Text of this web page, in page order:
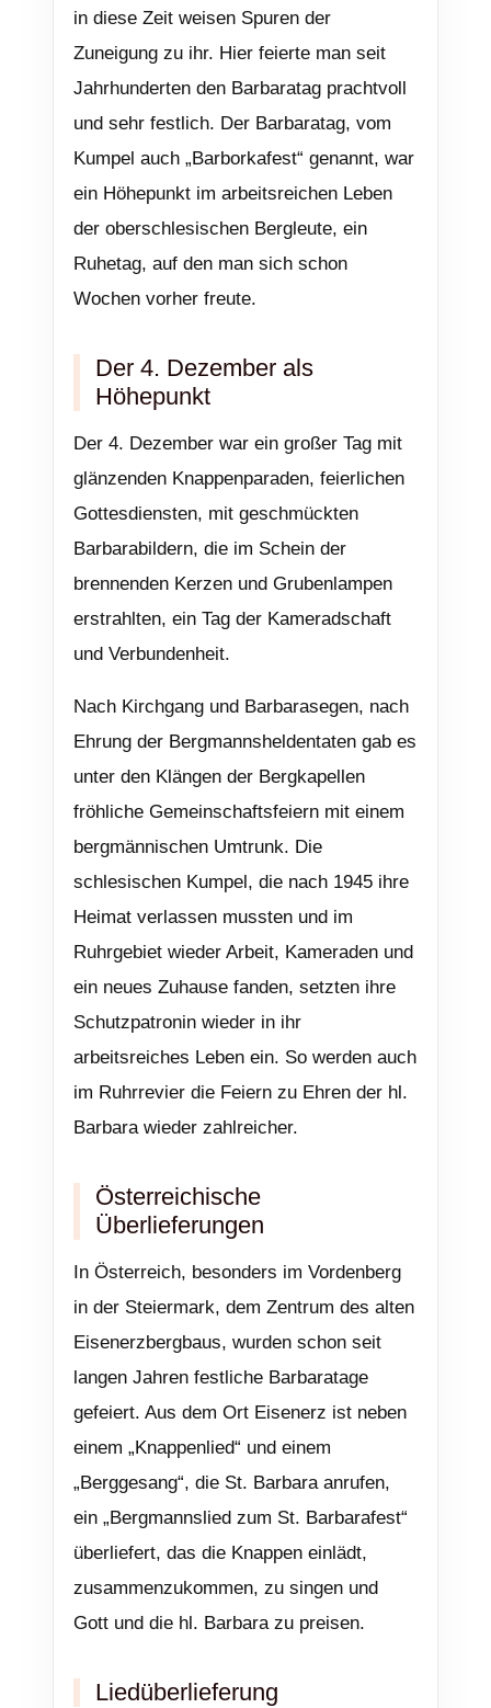
in diese Zeit weisen Spuren der
Zuneigung zu ihr. Hier feierte man seit
Jahrhunderten den Barbaratag prachtvoll
und sehr festlich. Der Barbaratag, vom
Kumpel auch „Barborkafest“ genannt, war
ein Höhepunkt im arbeitsreichen Leben
der oberschlesischen Bergleute, ein
Ruhetag, auf den man sich schon
Wochen vorher freute.
Der 4. Dezember als
Höhepunkt
Der 4. Dezember war ein großer Tag mit
glänzenden Knappenparaden, feierlichen
Gottesdiensten, mit geschmückten
Barbarabildern, die im Schein der
brennenden Kerzen und Grubenlampen
erstrahlten, ein Tag der Kameradschaft
und Verbundenheit.
Nach Kirchgang und Barbarasegen, nach
Ehrung der Bergmannsheldentaten gab es
unter den Klängen der Bergkapellen
fröhliche Gemeinschaftsfeiern mit einem
bergmännischen Umtrunk. Die
schlesischen Kumpel, die nach 1945 ihre
Heimat verlassen mussten und im
Ruhrgebiet wieder Arbeit, Kameraden und
ein neues Zuhause fanden, setzten ihre
Schutzpatronin wieder in ihr
arbeitsreiches Leben ein. So werden auch
im Ruhrrevier die Feiern zu Ehren der hl.
Barbara wieder zahlreicher.
Österreichische
Überlieferungen
In Österreich, besonders im Vordenberg
in der Steiermark, dem Zentrum des alten
Eisenerzbergbaus, wurden schon seit
langen Jahren festliche Barbaratage
gefeiert. Aus dem Ort Eisenerz ist neben
einem „Knappenlied“ und einem
„Berggesang“, die St. Barbara anrufen,
ein „Bergmannslied zum St. Barbarafest“
überliefert, das die Knappen einlädt,
zusammenzukommen, zu singen und
Gott und die hl. Barbara zu preisen.
Liedüberlieferung